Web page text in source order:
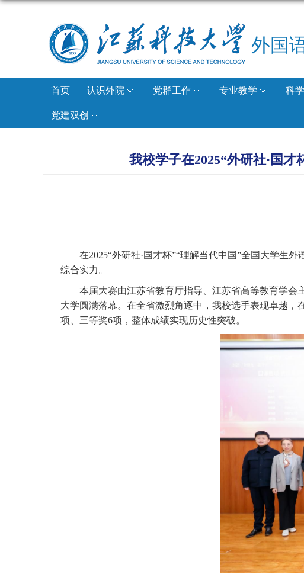
外国
首页 认识外院 党群工作 专业教学 科
党建双创
我校学子在2025“外研社·国
在2025“外研社·国才杯”“理解当代中国”全国大学生外
综合实力。
本届大赛由江苏省教育厅指导、江苏省高等教育学
大学圆满落幕。在全省激烈角逐中，我校选手表现卓越
项、三等奖6项，整体成绩实现历史性突破。